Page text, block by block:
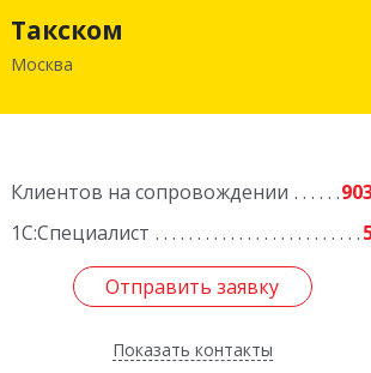
Такском
Москва
Клиентов на сопровождении
1С:Специалист
Отправить заявку
Показать контакты
119034, Москва г, Барыковский пер,
Отправить заявку
Назад